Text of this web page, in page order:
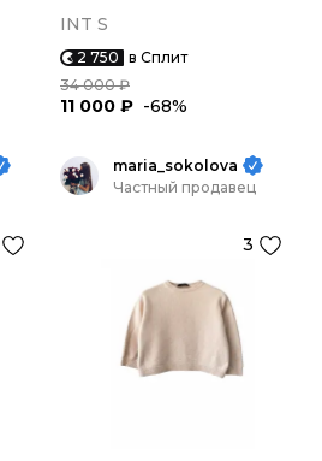
INT S
2 750 в Сплит
34 000 ₽
11 000 ₽ -68%
maria_sokolova
Частный продавец
3